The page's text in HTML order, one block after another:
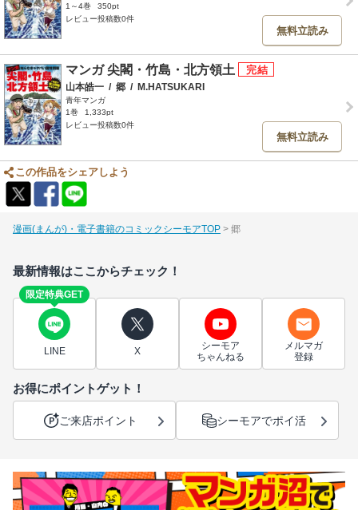
1～4巻
350pt
レビュー投稿数0件
無料立読み
マンガ 尖閣・竹島・北方領土
山本皓一 / 郷 / M.HATSUKARI
青年マンガ
1巻
1,333pt
レビュー投稿数0件
無料立読み
この作品をシェアしよう
漫画(まんが)・電子書籍のコミックシーモアTOP 郷
最新情報はここからチェック！
限定特典GET
LINE X
シーモア
ちゃんねる
メルマガ
登録
お得にポイントゲット！
ご来店ポイント シーモアでポイ活